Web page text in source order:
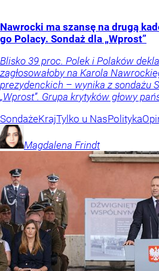
Nawrocki ma szansę na drugą
go Polacy. Sondaż dla „Wprost”
Blisko 39 proc. Polek i Polaków
zagłosowałoby na Karola
prezydenckich – wynika z sondażu
„Wprost”. Grupa krytyków głowy
SondażeKrajTylko u NasPolityka
Magdalena Frindt